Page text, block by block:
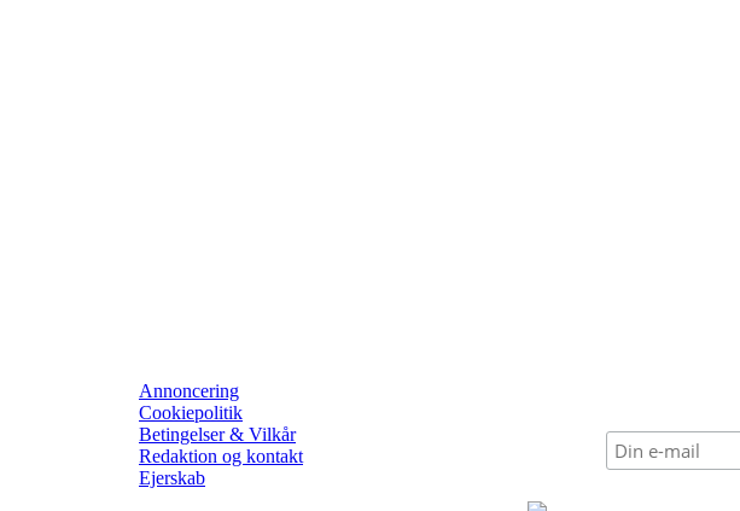
Annoncering
Cookiepolitik
Betingelser & Vilkår
Redaktion og kontakt
Ejerskab